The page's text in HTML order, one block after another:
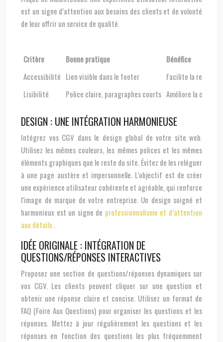
est un signe d’attention aux besoins des clients et de volonté
de leur offrir un service de qualité.
Critère Bonne pratique
Bénéfice
Accessibilité Lien visible dans le footer
Facilite la
Lisibilité
Police claire, paragraphes courts Améliore la
DESIGN : UNE INTÉGRATION HARMONIEUSE
Intégrez vos CGV dans le design global de votre site web.
Utilisez les mêmes couleurs, les mêmes polices et les mêmes
éléments graphiques que le reste du site. Évitez de les reléguer
à une page austère et impersonnelle. L’objectif est de créer
une expérience utilisateur cohérente et agréable, qui renforce
l’image de marque de votre entreprise. Un design soigné et
harmonieux est un signe de professionnalisme et d’attention
aux détails
IDÉE ORIGINALE : INTÉGRATION DE
QUESTIONS/RÉPONSES INTERACTIVES
Proposez une section de questions/réponses dynamiques sur
vos CGV. Les clients peuvent cliquer sur une question et
obtenir une réponse claire et concise. Utilisez un format de
FAQ (Foire Aux Questions) pour organiser les questions et les
réponses. Mettez à jour régulièrement les questions et les
réponses en fonction des questions les plus fréquemment